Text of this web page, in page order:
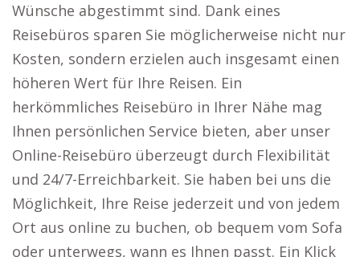
Wünsche abgestimmt sind. Dank eines
Reisebüros sparen Sie möglicherweise nicht nur
Kosten, sondern erzielen auch insgesamt einen
höheren Wert für Ihre Reisen. Ein
herkömmliches Reisebüro in Ihrer Nähe mag
Ihnen persönlichen Service bieten, aber unser
Online-Reisebüro überzeugt durch Flexibilität
und 24/7-Erreichbarkeit. Sie haben bei uns die
Möglichkeit, Ihre Reise jederzeit und von jedem
Ort aus online zu buchen, ob bequem vom Sofa
oder unterwegs, wann es Ihnen passt. Ein Klick